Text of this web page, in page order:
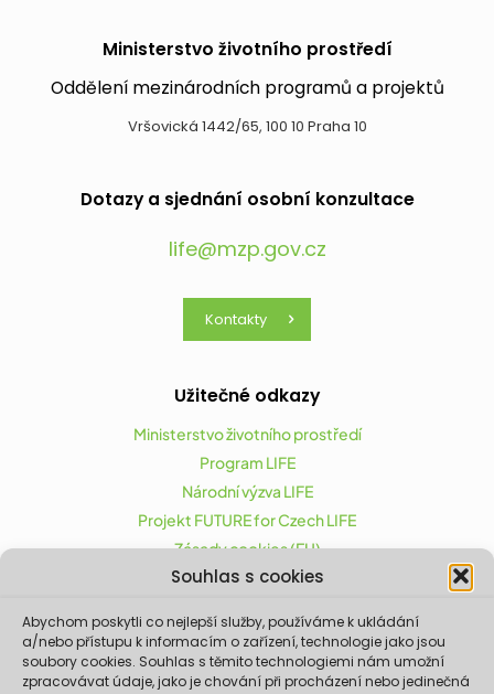
Souhlas s cookies
Abychom poskytli co nejlepší služby, používáme k ukládání
a/nebo přístupu k informacím o zařízení, technologie jako jsou
soubory cookies. Souhlas s těmito technologiemi nám umožní
zpracovávat údaje, jako je chování při procházení nebo jedinečná
Ministerstvo životního prostředí
Oddělení mezinárodních programů a projektů
Vršovická 1442/65, 100 10 Praha 10
Dotazy a sjednání osobní konzultace
life@mzp.gov.cz
Kontakty
Užitečné odkazy
Ministerstvo životního prostředí
Program LIFE
Národní výzva LIFE
Projekt FUTURE for Czech LIFE
Zásady cookies (EU)
Projekt FUTURE for Czech LIFE (LIFE21-CAP-CZ-LIFE
FOR CZECHIA) byl podpořen z finančního nástroje
Evropské unie LIFE.